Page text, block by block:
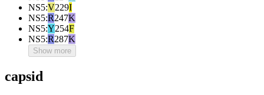
NS5:V229I
NS5:R247K
NS5:Y254F
NS5:R287K
Show more
capsid